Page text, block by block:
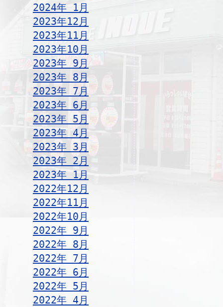
2024年 1月
2023年12月
2023年11月
2023年10月
2023年 9月
2023年 8月
2023年 7月
2023年 6月
2023年 5月
2023年 4月
2023年 3月
2023年 2月
2023年 1月
2022年12月
2022年11月
2022年10月
2022年 9月
2022年 8月
2022年 7月
2022年 6月
2022年 5月
2022年 4月